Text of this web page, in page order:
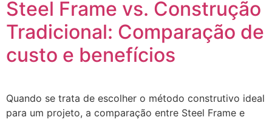
Steel Frame vs. Construção
Tradicional: Comparação de
custo e benefícios
Quando se trata de escolher o método construtivo ideal
para um projeto, a comparação entre Steel Frame e